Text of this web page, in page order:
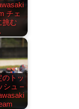
チェ
挑む
のトッ
シュ –